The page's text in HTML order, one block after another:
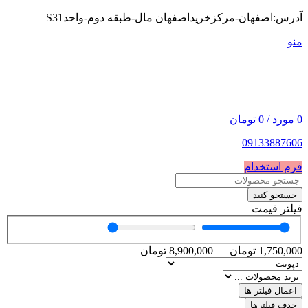
آدرس:اصفهان-مرکزخریداصفهان مال-طبقه دوم-واحدS31
منو
0 مورد /
0 تومان
09133887606
فرم استخدام
جستجو کنید
فیلتر قیمت
1,750,000 تومان —
8,900,000 تومان
اعمال فیلتر ها
حذف فیلترها